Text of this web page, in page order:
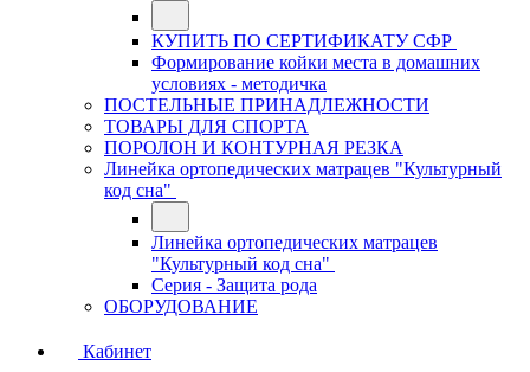
КУПИТЬ ПО СЕРТИФИКАТУ СФР
Формирование койки места в домашних
условиях - методичка
ПОСТЕЛЬНЫЕ ПРИНАДЛЕЖНОСТИ
ТОВАРЫ ДЛЯ СПОРТА
ПОРОЛОН И КОНТУРНАЯ РЕЗКА
Линейка ортопедических матрацев "Культурный
код сна"
Линейка ортопедических матрацев
"Культурный код сна"
Серия - Защита рода
ОБОРУДОВАНИЕ
Кабинет